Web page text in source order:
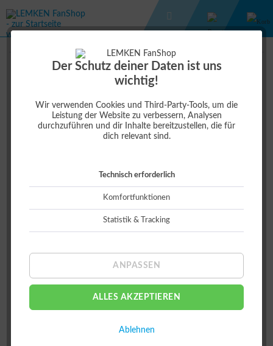
Der Schutz deiner Daten ist uns
wichtig!
Wir verwenden Cookies und Third-Party-Tools, um die
Leistung der Website zu verbessern, Analysen
durchzuführen und dir Inhalte bereitzustellen, die für
dich relevant sind.
Technisch erforderlich
Komfortfunktionen
Statistik & Tracking
ANPASSEN
ALLES AKZEPTIEREN
Ablehnen
BABYBODY JUNGEN